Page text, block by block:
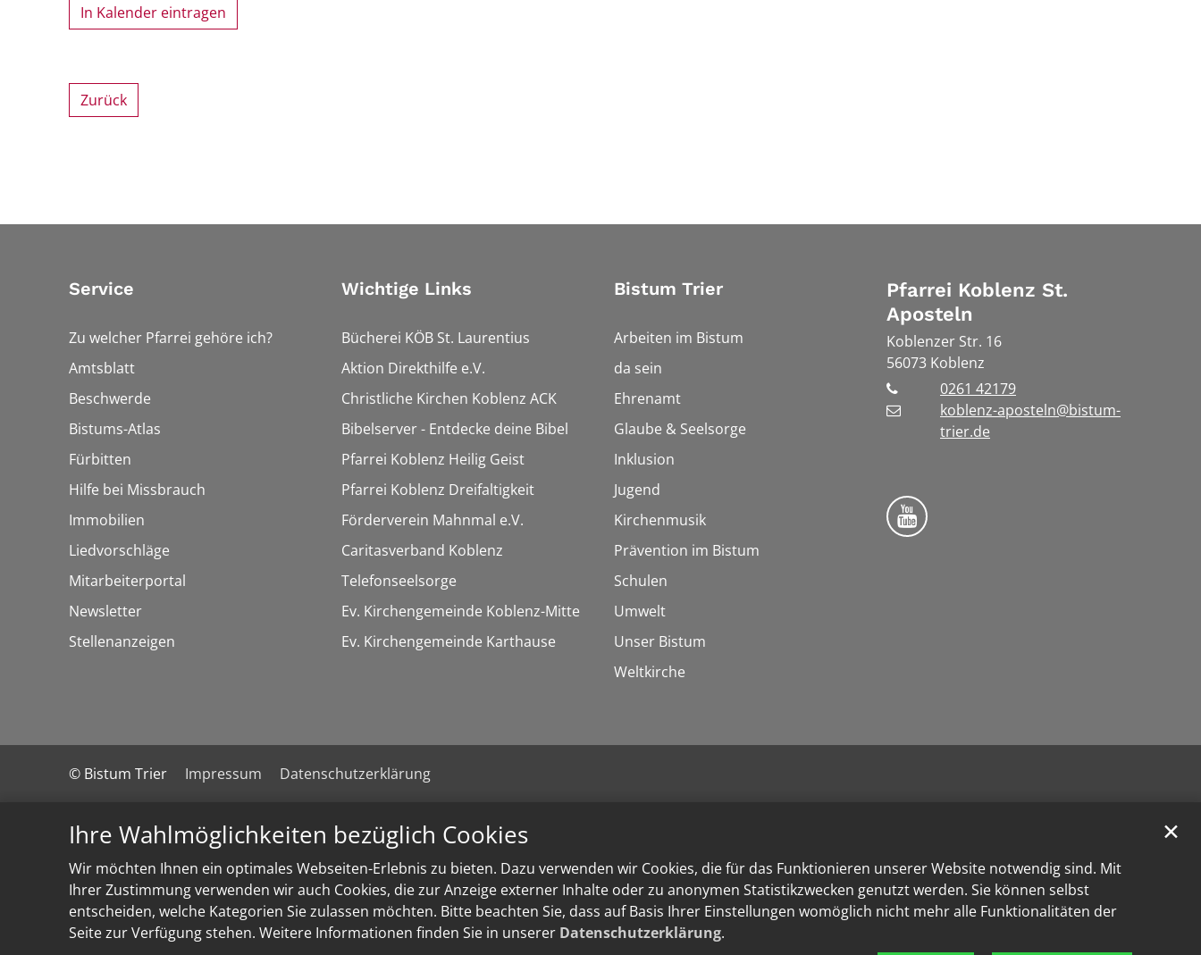
Ihre Wahlmöglichkeiten bezüglich Cookies
Wir möchten Ihnen ein optimales Webseiten-Erlebnis zu bieten. Dazu verwenden wir Cookies, die für das Funktionieren unserer Website notwendig sind. Mit
Ihrer Zustimmung verwenden wir auch Cookies, die zur Anzeige externer Inhalte oder zu anonymen Statistikzwecken genutzt werden. Sie können selbst
entscheiden, welche Kategorien Sie zulassen möchten. Bitte beachten Sie, dass auf Basis Ihrer Einstellungen womöglich nicht mehr alle Funktionalitäten der
Seite zur Verfügung stehen. Weitere Informationen finden Sie in unserer Datenschutzerklärung.
✕
In Kalender eintragen
Zurück
Service
Zu welcher Pfarrei gehöre ich?
Amtsblatt
Beschwerde
Bistums-Atlas
Fürbitten
Hilfe bei Missbrauch
Immobilien
Liedvorschläge
Mitarbeiterportal
Newsletter
Stellenanzeigen
Wichtige Links
Bücherei KÖB St. Laurentius
Aktion Direkthilfe e.V.
Christliche Kirchen Koblenz ACK
Bibelserver - Entdecke deine Bibel
Pfarrei Koblenz Heilig Geist
Pfarrei Koblenz Dreifaltigkeit
Förderverein Mahnmal e.V.
Caritasverband Koblenz
Telefonseelsorge
Ev. Kirchengemeinde Koblenz-Mitte
Ev. Kirchengemeinde Karthause
Bistum Trier
Arbeiten im Bistum
da sein
Ehrenamt
Glaube & Seelsorge
Inklusion
Jugend
Kirchenmusik
Prävention im Bistum
Schulen
Umwelt
Unser Bistum
Weltkirche
Pfarrei Koblenz St.
Aposteln
Koblenzer Str. 16
56073 Koblenz
0261 42179
koblenz-aposteln@bistum-
trier.de
Bistum Trier auf YouTube
© Bistum Trier Impressum Datenschutzerklärung